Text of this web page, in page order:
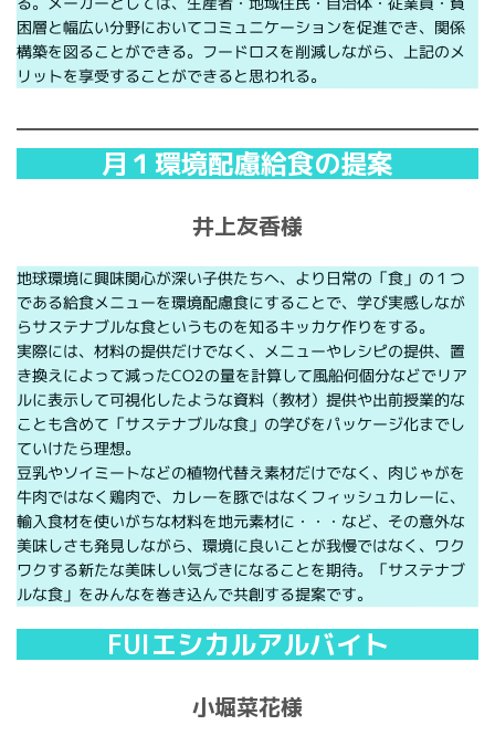
困層と幅広い分野においてコミュニケーションを促進でき、関係
構築を図ることができる。フードロスを削減しながら、上記のメ
リットを享受することができると思われる。
月１環境配慮給食の提案
井上友香様
地球環境に興味関心が深い子供たちへ、より日常の「食」の１つ
である給食メニューを環境配慮食にすることで、学び実感しなが
らサステナブルな食というものを知るキッカケ作りをする。
実際には、材料の提供だけでなく、メニューやレシピの提供、置
き換えによって減ったCO2の量を計算して風船何個分などでリア
ルに表示して可視化したような資料（教材）提供や出前授業的な
ことも含めて「サステナブルな食」の学びをパッケージ化までし
ていけたら理想。
豆乳やソイミートなどの植物代替え素材だけでなく、肉じゃがを
牛肉ではなく鶏肉で、カレーを豚ではなくフィッシュカレーに、
輸入食材を使いがちな材料を地元素材に・・・など、その意外な
美味しさも発見しながら、環境に良いことが我慢ではなく、ワク
ワクする新たな美味しい気づきになることを期待。「サステナブ
ルな食」をみんなを巻き込んで共創する提案です。
FUIエシカルアルバイト
小堀菜花様